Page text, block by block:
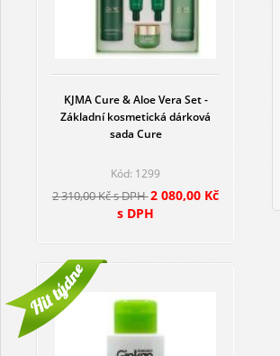
KJMA Cure & Aloe Vera Set -
Základní kosmetická dárková
sada Cure
Kód: 1299
2 310,00 Kč s DPH2 080,00 Kč
s DPH